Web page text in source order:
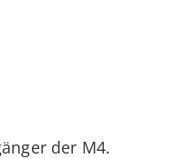
der M4.